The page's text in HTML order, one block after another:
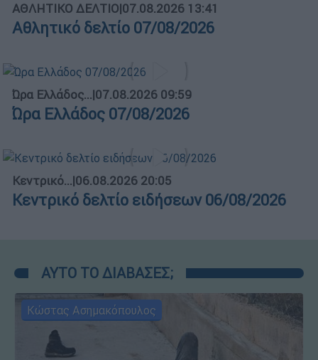
ΑΘΛΗΤΙΚΟ ΔΕΛΤΙΟ|07.08.2026 13:41
Αθλητικό δελτίο 07/08/2026
Ώρα Ελλάδος...|07.08.2026 09:59
Ώρα Ελλάδος 07/08/2026
Κεντρικό...|06.08.2026 20:05
Κεντρικό δελτίο ειδήσεων 06/08/2026
ΑΥΤΟ ΤΟ ΔΙΑΒΑΣΕΣ;
Κώστας Ασημακόπουλος